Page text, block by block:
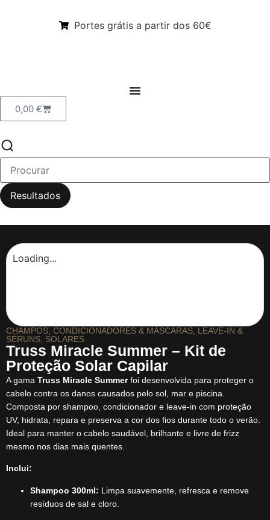
Portes grátis a partir dos 60€
0,00 €
Resultados
Loading...
CHAMPÔS CONDICIONADORES & MÁSCARAS LEAVE-IN &
SÉRUNS SOLARES
Truss Miracle Summer – Kit de
Proteção Solar Capilar
A gama Truss Miracle Summerfoi desenvolvida para proteger o
cabelo contra os danos causados pelo sol, mar e piscina.
Composta por shampoo, condicionador e leave-in com proteção
UV, hidrata, repara e preserva a cor dos fios durante todo o verão.
Ideal para manter o cabelo saudável, brilhante e livre de frizz
mesmo nos dias mais quentes.
Inclui:
Shampoo 300ml: Limpa suavemente, refresca e remove
resíduos de sal e cloro.